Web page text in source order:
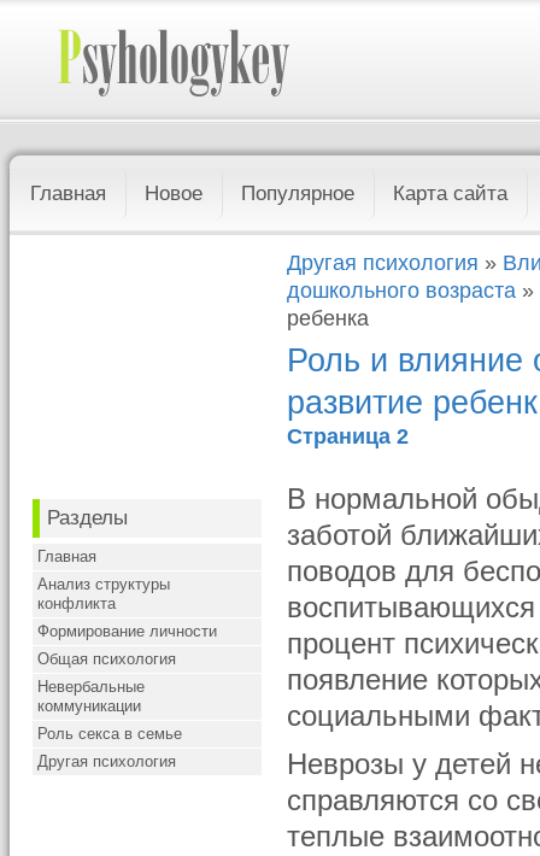
Главная Новое Популярное Карта сайта
Разделы
Главная
Анализ структуры
конфликта
Формирование личности
Общая психология
Невербальные
коммуникации
Роль секса в семье
Другая психология
Другая психология »
дошкольного возраста »
ребенка
Роль и влияние
развитие
Страница 2
В нормальной
заботой
поводов для
процент
появление
социальными
Неврозы у детей
справляются со
теплые